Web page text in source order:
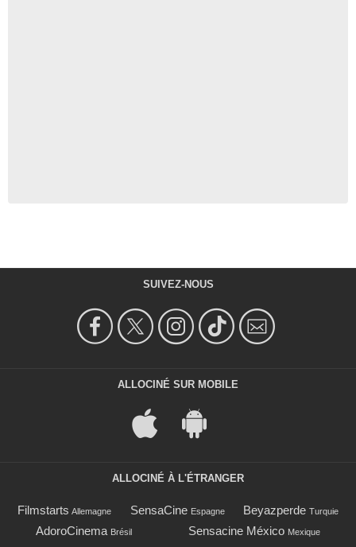
SUIVEZ-NOUS
ALLOCINÉ SUR MOBILE
ALLOCINÉ À L'ÉTRANGER
Filmstarts Allemagne SensaCine Espagne Beyazperde Turquie
AdoroCinema Brésil Sensacine México Mexique